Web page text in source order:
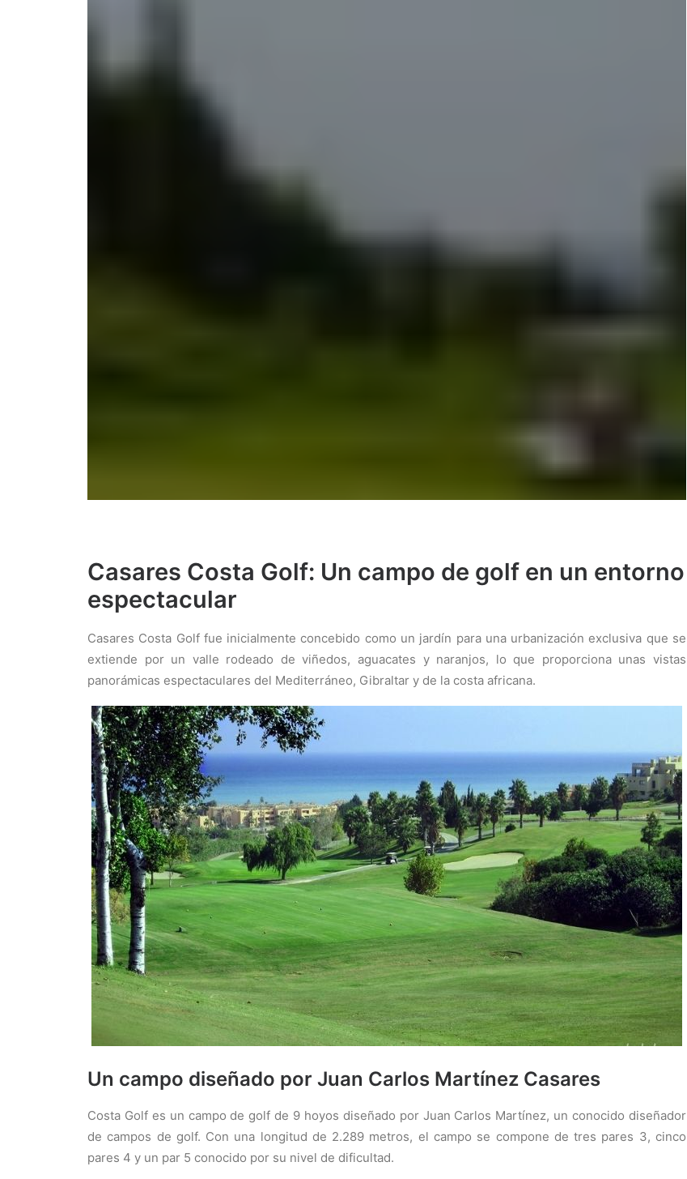
Casares Costa Golf: Un campo de golf en un entorno
espectacular
Casares Costa Golf fue inicialmente concebido como un jardín para una urbanización exclusiva que se
extiende por un valle rodeado de viñedos, aguacates y naranjos, lo que proporciona unas vistas
panorámicas espectaculares del Mediterráneo, Gibraltar y de la costa africana.
Un campo diseñado por Juan Carlos Martínez Casares
Costa Golf es un campo de golf de 9 hoyos diseñado por Juan Carlos Martínez, un conocido diseñador
de campos de golf. Con una longitud de 2.289 metros, el campo se compone de tres pares 3, cinco
pares 4 y un par 5 conocido por su nivel de dificultad.